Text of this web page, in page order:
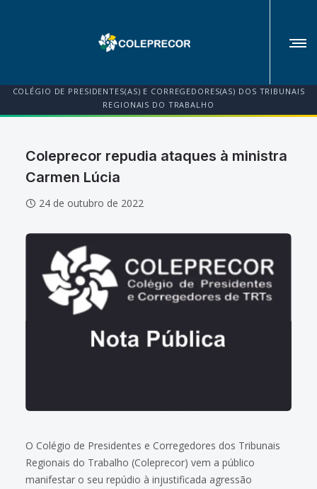
COLÉGIO DE PRESIDENTES(AS) E CORREGEDORES(AS) DOS TRIBUNAIS
REGIONAIS DO TRABALHO
Coleprecor repudia ataques à ministra
Carmen Lúcia
24 de outubro de 2022
O Colégio de Presidentes e Corregedores dos Tribunais
Regionais do Trabalho (Coleprecor) vem a público
manifestar o seu repúdio à injustificada agressão